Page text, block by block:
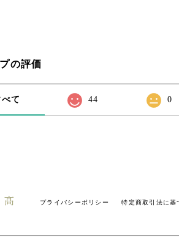
の評価
て 44 0
プライバシーポリシー 特定商取引法に基